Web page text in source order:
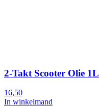
2-Takt Scooter Olie 1L
16,50
In winkelmand